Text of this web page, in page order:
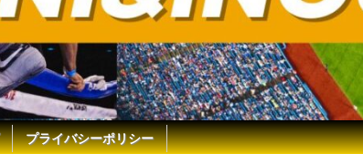
プライバシーポリシー